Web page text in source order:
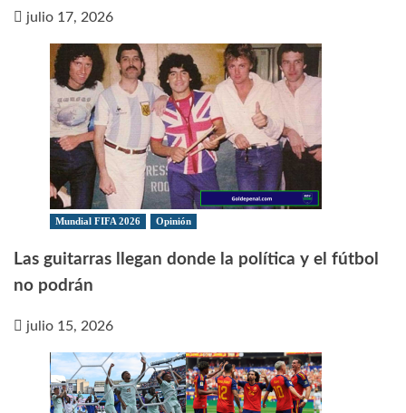
julio 17, 2026
Mundial FIFA 2026 Opinión
Las guitarras llegan donde la política y el fútbol
no podrán
julio 15, 2026